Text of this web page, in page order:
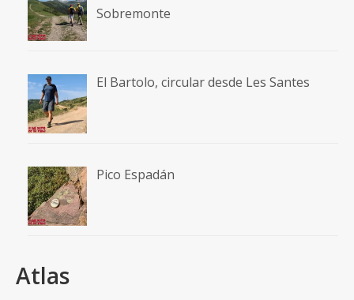
Sobremonte
El Bartolo, circular desde Les Santes
Pico Espadán
Atlas